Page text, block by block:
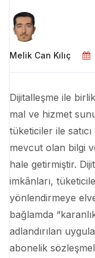
Melik Can Kılıç
Dijitalleşme ile
mal ve hizmet
tüketiciler ile
mevcut olan bilgi
hale getirmiştir.
imkânları,
yönlendirmeye
bağlamda
adlandırılan
abonelik